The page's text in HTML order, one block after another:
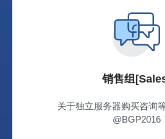
销售组
关于独立服务器购买咨询
@BGP2016